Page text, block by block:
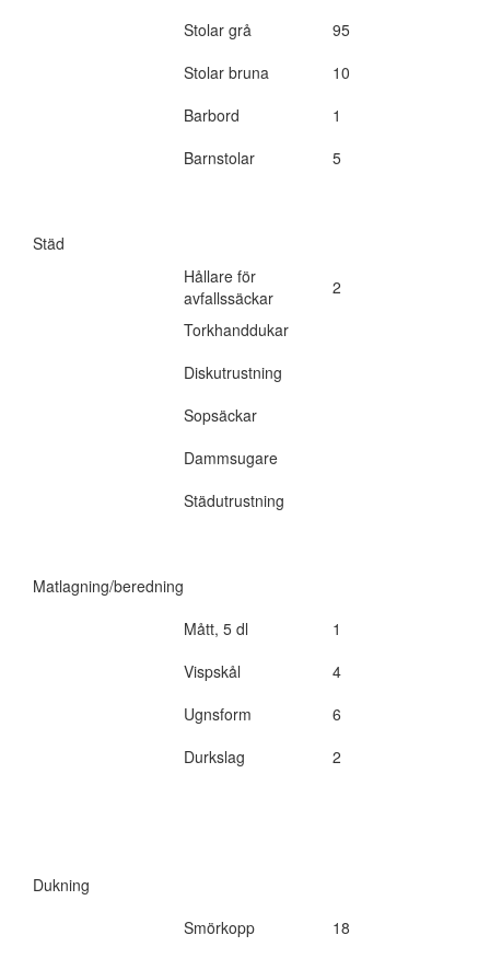
Stolar grå
95
Stolar bruna
10
Barbord
1
Barnstolar
5
Städ
Hållare för
avfallssäckar
2
Torkhanddukar
Diskutrustning
Sopsäckar
Dammsugare
Städutrustning
Matlagning/beredning
Mått, 5 dl
1
Vispskål
4
Ugnsform
6
Durkslag
2
Dukning
Smörkopp
18